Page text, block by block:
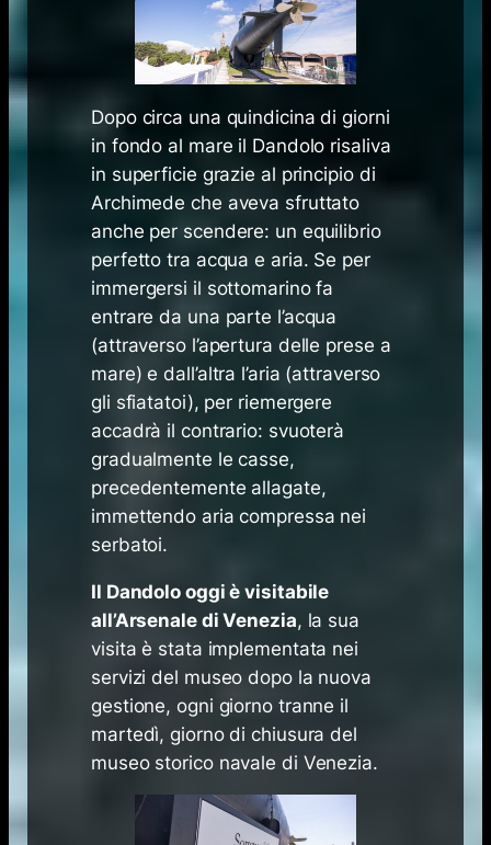
Dopo circa una quindicina di giorni
in fondo al mare il Dandolo risaliva
in superficie grazie al principio di
Archimede che aveva sfruttato
anche per scendere: un equilibrio
perfetto tra acqua e aria. Se per
immergersi il sottomarino fa
entrare da una parte l’acqua
(attraverso l’apertura delle prese a
mare) e dall’altra l’aria (attraverso
gli sfiatatoi), per riemergere
accadrà il contrario: svuoterà
gradualmente le casse,
precedentemente allagate,
immettendo aria compressa nei
serbatoi.
Il Dandolo oggi è visitabile
all’Arsenale di Venezia, la sua
visita è stata implementata nei
servizi del museo dopo la nuova
gestione, ogni giorno tranne il
martedì, giorno di chiusura del
museo storico navale di Venezia.